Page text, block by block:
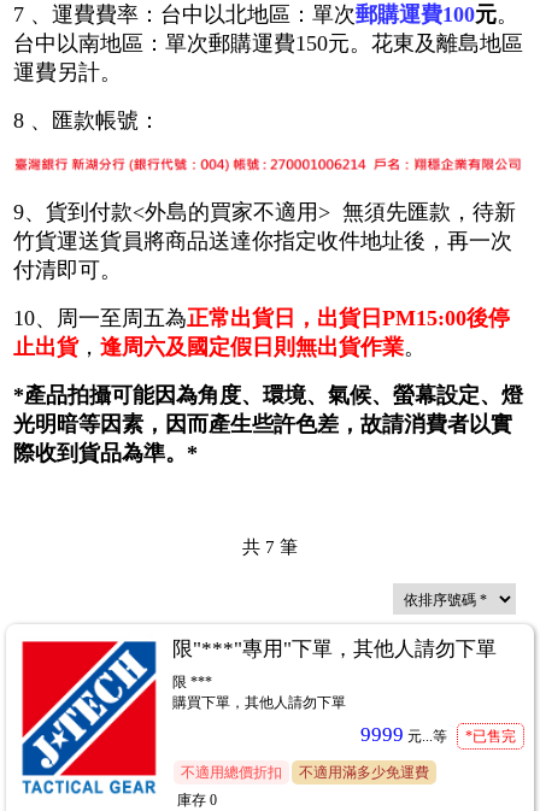
7 、運費費率：台中以北地區：單次郵購運費100元。
台中以南地區：單次郵購運費150元。花東及離島地區
運費另計。
8 、匯款帳號：
9、貨到付款<外島的買家不適用> 無須先匯款，待新
竹貨運送貨員將商品送達你指定收件地址後，再一次
付清即可。
10、周一至周五為正常出貨日，出貨日PM15:00後停
止出貨，逢周六及國定假日則無出貨作業。
*產品拍攝可能因為角度、環境、氣候、螢幕設定、燈
光明暗等因素，因而產生些許色差，故請消費者以實
際收到貨品為準。*
共 7 筆
限"***"專用"下單，其他人請勿下單
限 ***
購買下單，其他人請勿下單
9999 元...等 *已售完
不適用總價折扣
不適用滿多少免運費
庫存 0